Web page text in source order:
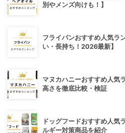
別やメンズ向けも！】
フライパンおすすめ人気ラ
い・長持ち！2026最新】
マヌカハニーおすすめ人気
高さを徹底比較・検証
ドッグフードおすすめ人気
ルギー対策商品を紹介